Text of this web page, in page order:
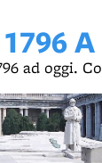
A
ad oggi.